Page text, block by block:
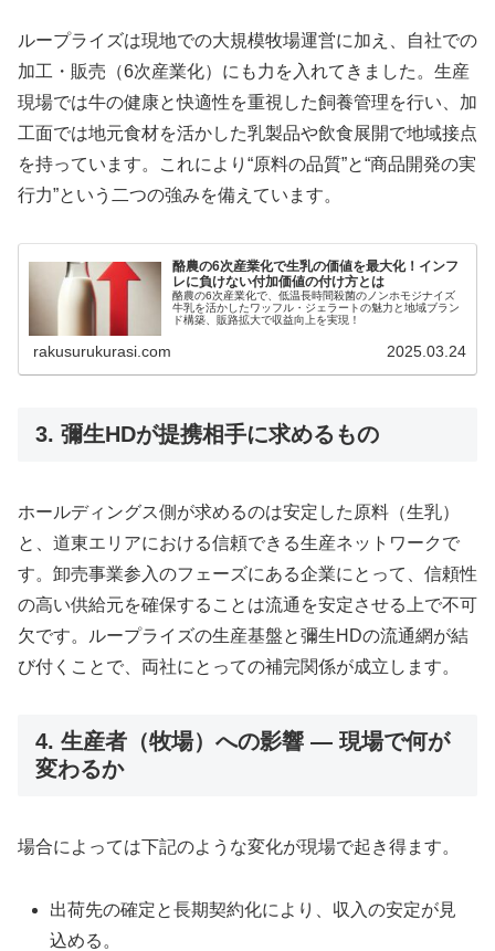
ループライズは現地での大規模牧場運営に加え、自社での
加工・販売（6次産業化）にも力を入れてきました。生産
現場では牛の健康と快適性を重視した飼養管理を行い、加
工面では地元食材を活かした乳製品や飲食展開で地域接点
を持っています。これにより“原料の品質”と“商品開発の実
行力”という二つの強みを備えています。
酪農の6次産業化で生乳の価値を最大化！インフ
レに負けない付加価値の付け方とは
酪農の6次産業化で、低温長時間殺菌のノンホモジナイズ
牛乳を活かしたワッフル・ジェラートの魅力と地域ブラン
ド構築、販路拡大で収益向上を実現！
rakusurukurasi.com 2025.03.24
3. 彌生HDが提携相手に求めるもの
ホールディングス側が求めるのは安定した原料（生乳）
と、道東エリアにおける信頼できる生産ネットワークで
す。卸売事業参入のフェーズにある企業にとって、信頼性
の高い供給元を確保することは流通を安定させる上で不可
欠です。ループライズの生産基盤と彌生HDの流通網が結
び付くことで、両社にとっての補完関係が成立します。
4. 生産者（牧場）への影響 — 現場で何が
変わるか
場合によっては下記のような変化が現場で起き得ます。
出荷先の確定と長期契約化により、収入の安定が見
込める。